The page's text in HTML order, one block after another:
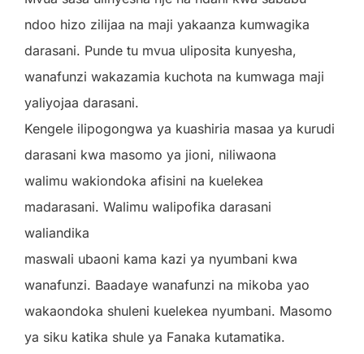
ndoo hizo zilijaa na maji yakaanza kumwagika
darasani. Punde tu mvua uliposita kunyesha,
wanafunzi wakazamia kuchota na kumwaga maji
yaliyojaa darasani.
Kengele ilipogongwa ya kuashiria masaa ya kurudi
darasani kwa masomo ya jioni, niliwaona
walimu wakiondoka afisini na kuelekea
madarasani. Walimu walipofika darasani
waliandika
maswali ubaoni kama kazi ya nyumbani kwa
wanafunzi. Baadaye wanafunzi na mikoba yao
wakaondoka shuleni kuelekea nyumbani. Masomo
ya siku katika shule ya Fanaka kutamatika.